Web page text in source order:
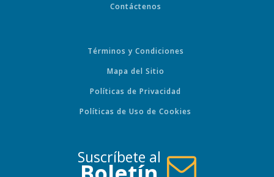
Contáctenos
Términos y Condiciones
Mapa del Sitio
Políticas de Privacidad
Políticas de Uso de Cookies
Suscríbete al